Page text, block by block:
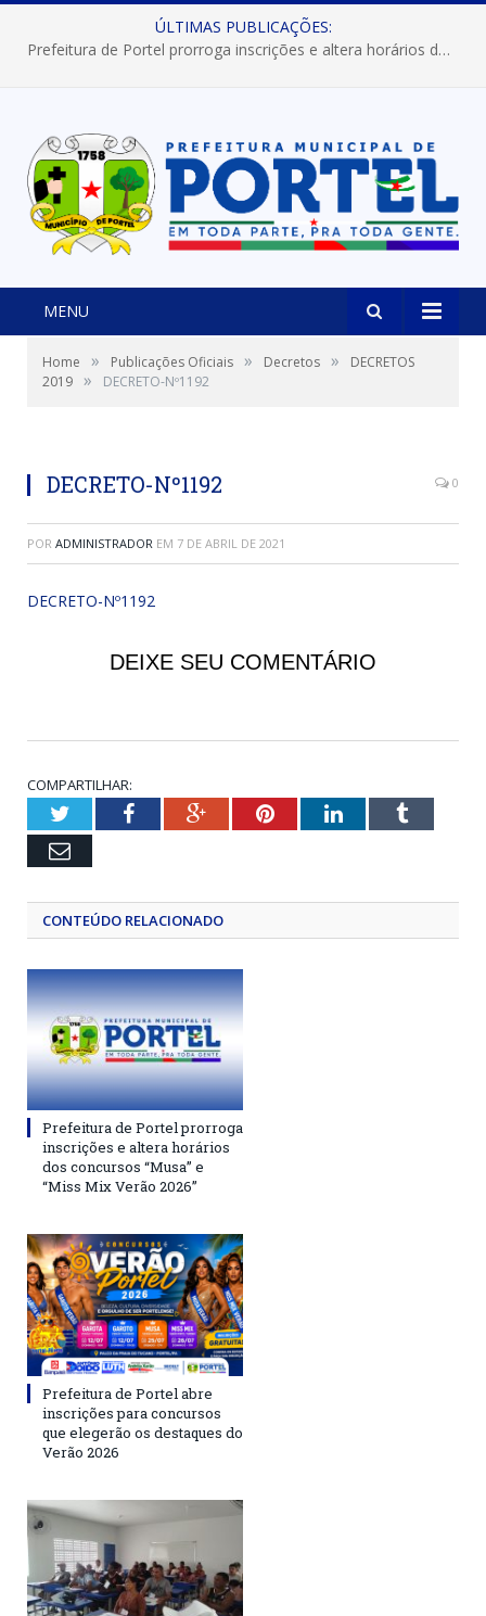
ÚLTIMAS PUBLICAÇÕES:
Prefeitura de Portel prorroga inscrições e altera horários dos concursos “Musa” e “Miss Mix Verão 2026”
MENU
Home » Publicações Oficiais » Decretos »
DECRETOS
2019 » DECRETO-Nº1192
DECRETO-Nº1192 0
POR ADMINISTRADOR EM 7 DE ABRIL DE 2021
DECRETO-Nº1192
DEIXE SEU COMENTÁRIO
COMPARTILHAR:
TwitterFacebookGoogle+PinterestLinkedInTumblr
Email
CONTEÚDO RELACIONADO
Prefeitura de Portel prorroga
inscrições e altera horários
dos concursos “Musa” e
“Miss Mix Verão 2026”
Prefeitura de Portel abre
inscrições para concursos
que elegerão os destaques do
Verão 2026